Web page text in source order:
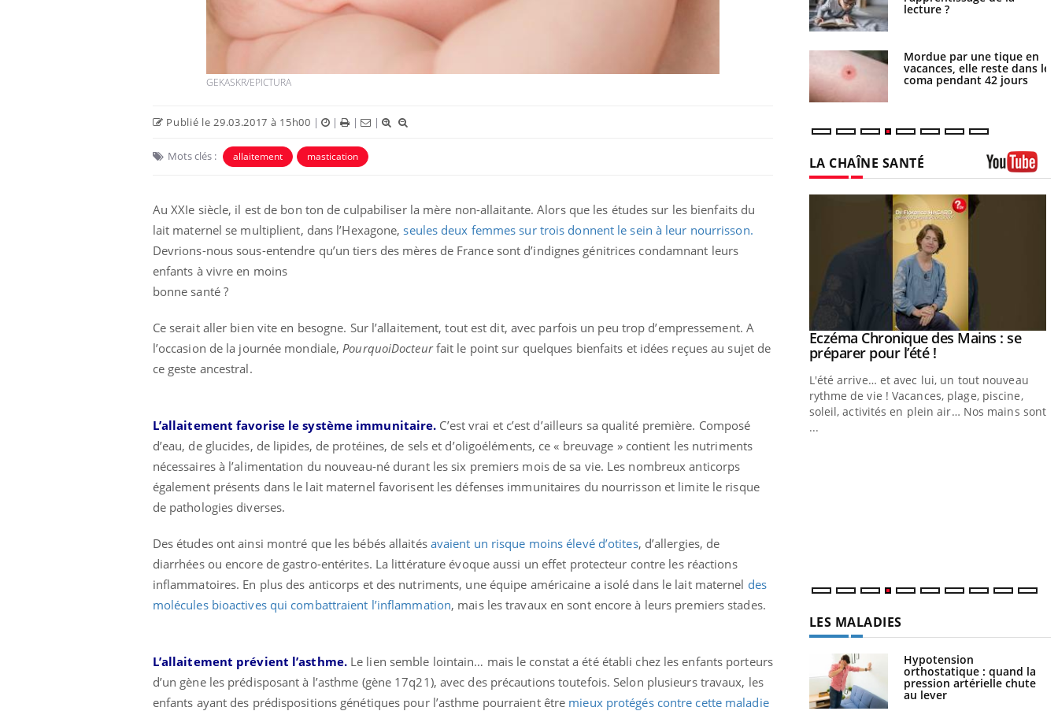
GEKASKR/EPICTURA
Publié le 29.03.2017 à 15h00 | | | |
Mots clés : allaitement mastication
Au XXIe siècle, il est de bon ton de culpabiliser la mère non-allaitante. Alors que les études sur les bienfaits du
lait maternel se multiplient, dans l’Hexagone, seules deux femmes sur trois donnent le sein à leur nourrisson.
Devrions-nous sous-entendre qu’un tiers des mères de France sont d’indignes génitrices condamnant leurs
enfants à vivre en moins
bonne santé ?
Ce serait aller bien vite en besogne. Sur l’allaitement, tout est dit, avec parfois un peu trop d’empressement. A
l’occasion de la journée mondiale, PourquoiDocteurfait le point sur quelques bienfaits et idées reçues au sujet de
ce geste ancestral.
L’allaitement favorise le système immunitaire. C’est vrai et c’est d’ailleurs sa qualité première. Composé
d’eau, de glucides, de lipides, de protéines, de sels et d’oligoéléments, ce « breuvage » contient les nutriments
nécessaires à l’alimentation du nouveau-né durant les six premiers mois de sa vie. Les nombreux anticorps
également présents dans le lait maternel favorisent les défenses immunitaires du nourrisson et limite le risque
de pathologies diverses.
Des études ont ainsi montré que les bébés allaités avaient un risque moins élevé d’otites, d’allergies, de
diarrhées ou encore de gastro-entérites. La littérature évoque aussi un effet protecteur contre les réactions
inflammatoires. En plus des anticorps et des nutriments, une équipe américaine a isolé dans le lait maternel des
molécules bioactives qui combattraient l’inflammation, mais les travaux en sont encore à leurs premiers stades.
L’allaitement prévient l’asthme. Le lien semble lointain… mais le constat a été établi chez les enfants porteurs
d’un gène les prédisposant à l’asthme (gène 17q21), avec des précautions toutefois. Selon plusieurs travaux, les
enfants ayant des prédispositions génétiques pour l’asthme pourraient être mieux protégés contre cette maladie
charge des femmes
Pourquoi votre ventre
lecture ?
Mordue par une tique en
vacances, elle reste dans le
coma pendant 42 jours
LA CHAÎNE SANTÉ
Eczéma Chronique des Mains :
expliquer ma maladieYoutube
Il y a des sujets qui sont faciles à aborder...
Youtube
Carence en fer : comprendre pour
prévenirYoutube
...
Youtube
Insuline & Charge mentale : et si on
osait en parler?? Youtube
Youtube
Eczéma Chronique des Mains : se
préparer pour l’été !Youtube
L'été arrive… et avec lui, un tout nouveau
rythme de vie ! Vacances, plage, piscine,
soleil, activités en plein air… Nos mains sont
...
LES MALADIES
Hypotension
orthostatique : quand la
pression artérielle chute
au lever